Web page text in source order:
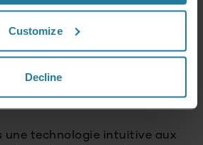
Customize
Decline
pour tous.
accessible à tous.
une technologie intuitive aux